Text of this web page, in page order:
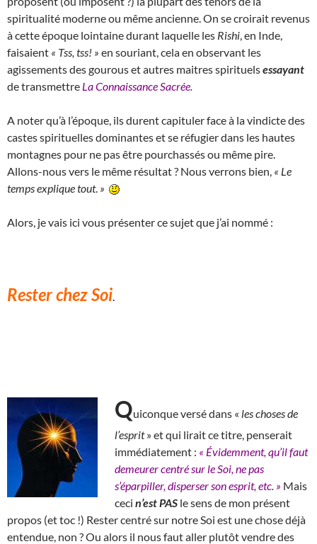
spiritualité moderne ou même ancienne. On se croirait revenus
à cette époque lointaine durant laquelle les Rishi , en Inde,
faisaient « Tss, tss! » en souriant, cela en observant les
agissements des gourous et autres maitres spirituelsessayant
de transmettre La Connaissance Sacrée.
A noter qu’à l’époque, ils durent capituler face à la vindicte des
castes spirituelles dominantes et se réfugier dans les hautes
montagnes pour ne pas être pourchassés ou même pire.
Allons-nous vers le même résultat ? Nous verrons bien, « Le
temps explique tout. »
Alors, je vais ici vous présenter ce sujet que j’ai nommé :
Rester chez Soi
Quiconque versé dans « les choses de
l’esprit» et qui lirait ce titre, penserait
immédiatement : « Évidemment, qu’il faut
demeurer centré sur le Soi, ne pas
s’éparpiller, disperser son esprit, etc. » Mais
ceci n’est PAS le sens de mon présent
propos (et toc !) Rester centré sur notre Soi est une chose déjà
entendue, non ? Ou alors il nous faut aller plutôt vendre des